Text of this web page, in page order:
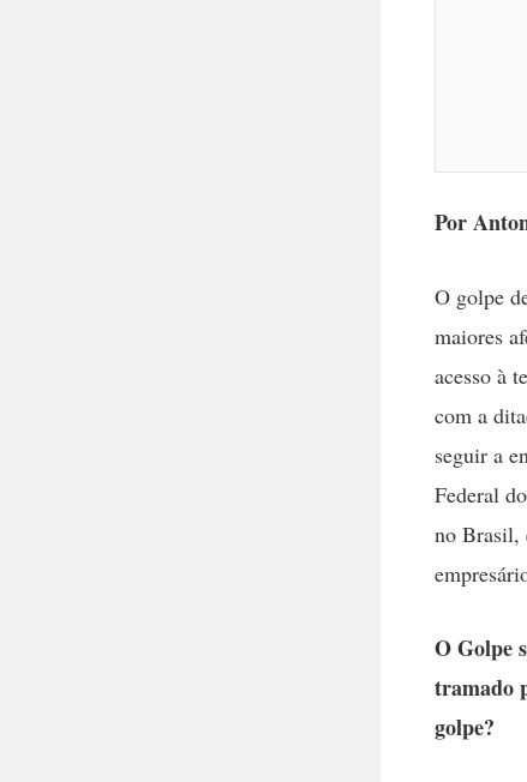
Por
O golpe
maiores
acesso à
com a
seguir a
Federal
no Brasil,
O Golpe
tramado
golpe?